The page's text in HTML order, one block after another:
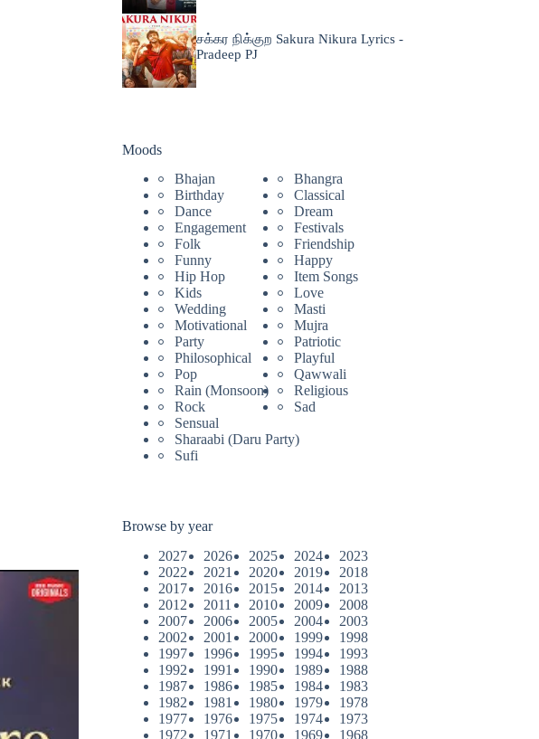
சக்கர நிக்குற Sakura Nikura Lyrics -
Pradeep PJ
Moods
Bhajan
Bhangra
Birthday
Classical
Dance
Dream
Engagement
Festivals
Folk
Friendship
Funny
Happy
Hip Hop
Item Songs
Kids
Love
Wedding
Masti
Motivational
Mujra
Party
Patriotic
Philosophical
Playful
Pop
Qawwali
Rain (Monsoon)
Religious
Rock
Sad
Sensual
Sharaabi (Daru Party)
Sufi
Browse by year
2027
2026 2025 2024
2023
2022
2021 2020 2019
2018
2017
2016 2015 2014
2013
2012
2011 2010 2009
2008
2007
2006 2005 2004
2003
2002
2001 2000 1999
1998
1997
1996 1995 1994
1993
1992
1991 1990 1989
1988
1987
1986 1985 1984
1983
1982
1981 1980 1979
1978
1977
1976 1975 1974
1973
1972
1971 1970 1969
1968